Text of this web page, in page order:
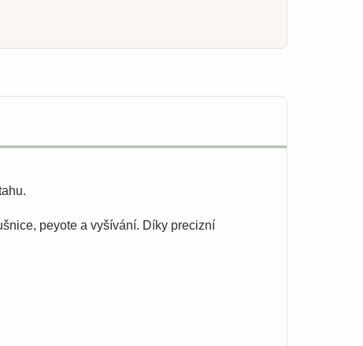
peyote a vyšívání. Díky precizní